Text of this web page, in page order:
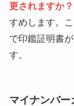
更されますか
すめします。
で印鑑証明書
す。
マイナンバ